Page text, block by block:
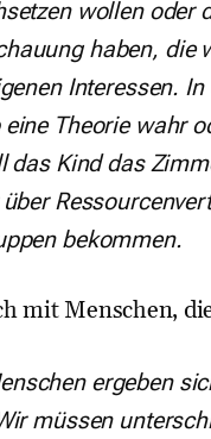
wollen
haben,
Interessen.
Theorie wahr
das Kind das
bekommen.
mit Menschen,
ergeben
müssen